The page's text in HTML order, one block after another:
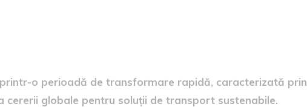
o perioadă de transformare rapidă, caracterizată prin
cererii globale pentru soluții de transport sustenabile.